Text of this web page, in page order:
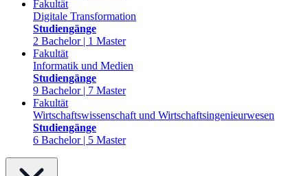
Fakultät
Digitale Transformation
Studiengänge
2 Bachelor | 1 Master
Fakultät
Informatik und Medien
Studiengänge
9 Bachelor | 7 Master
Fakultät
Wirtschaftswissenschaft und Wirtschaftsingenieurwesen
Studiengänge
6 Bachelor | 5 Master